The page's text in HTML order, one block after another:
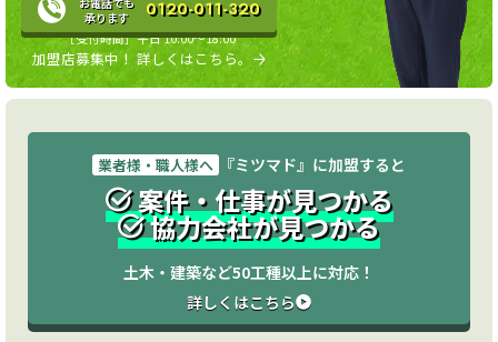
承ります
0120-011-320
［受付時間］平日 10:00〜18:00
加盟店募集中！ 詳しくはこちら。
業者様・職人様へ 『ミツマド』に加盟すると
案件・仕事が見つかる
協力会社が見つかる
土木・建築など50工種以上に対応！
詳しくはこちら